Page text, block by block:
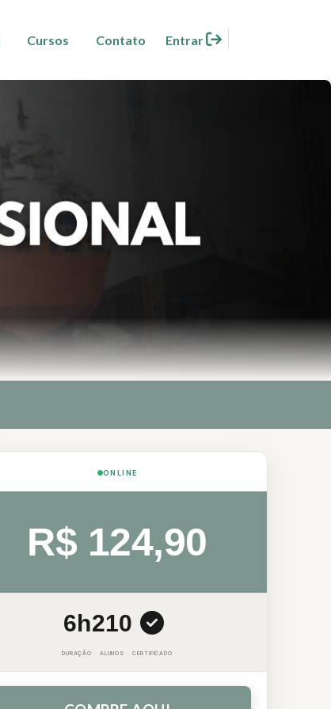
Cursos Contato Entrar
ONLINE
R$ 124,90
6h
DURAÇÃO
210
ALUNOS CERTIFICADO